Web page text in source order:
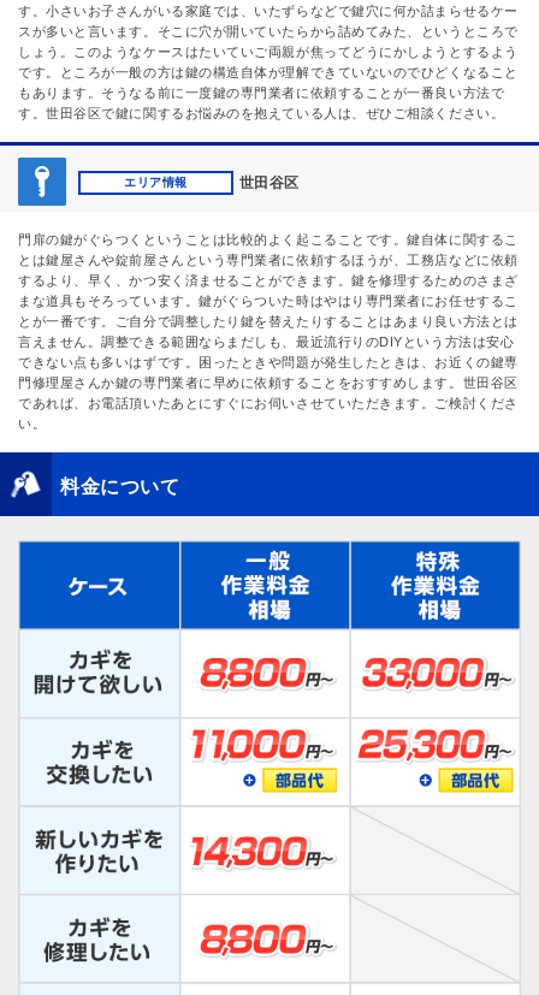
す。小さいお子さんがいる家庭では、いたずらなどで鍵穴に何か詰まらせるケー
スが多いと言います。そこに穴が開いていたらから詰めてみた、というところで
しょう。このようなケースはたいていご両親が焦ってどうにかしようとするよう
です。ところが一般の方は鍵の構造自体が理解できていないのでひどくなること
もあります。そうなる前に一度鍵の専門業者に依頼することが一番良い方法で
す。世田谷区で鍵に関するお悩みのを抱えている人は、ぜひご相談ください。
エリア情報 世田谷区
門扉の鍵がぐらつくということは比較的よく起こることです。鍵自体に関するこ
とは鍵屋さんや錠前屋さんという専門業者に依頼するほうが、工務店などに依頼
するより、早く、かつ安く済ませることができます。鍵を修理するためのさまざ
まな道具もそろっています。鍵がぐらついた時はやはり専門業者にお任せするこ
とが一番です。ご自分で調整したり鍵を替えたりすることはあまり良い方法とは
言えません。調整できる範囲ならまだしも、最近流行りのDIYという方法は安心
できない点も多いはずです。困ったときや問題が発生したときは、お近くの鍵専
門修理屋さんか鍵の専門業者に早めに依頼することをおすすめします。世田谷区
であれば、お電話頂いたあとにすぐにお伺いさせていただきます。ご検討くださ
い。
料金について